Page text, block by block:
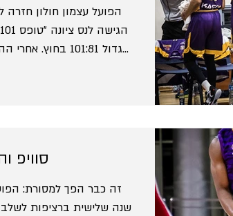
הפועל עצמון חולון חזרה
גדול 101:81
סוויפ
זה כבר הפך למסורת: